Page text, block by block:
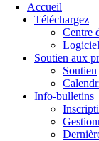
Accueil
Téléchargez
Centre
Soutien aux
Soutien
Info-bulletins